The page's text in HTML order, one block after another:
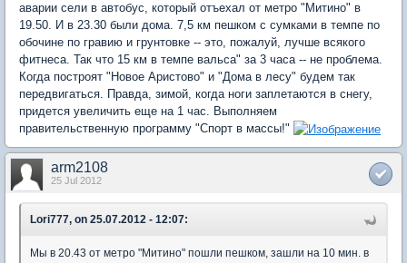
аварии сели в автобус, который отъехал от метро "Митино" в
19.50. И в 23.30 были дома. 7,5 км пешком с сумками в темпе по
обочине по гравию и грунтовке -- это, пожалуй, лучше всякого
фитнеса. Так что 15 км в темпе вальса" за 3 часа -- не проблема.
Когда построят "Новое Аристово" и "Дома в лесу" будем так
передвигаться. Правда, зимой, когда ноги заплетаются в снегу,
придется увеличить еще на 1 час. Выполняем
правительственную программу "Спорт в массы!"
arm2108
25 Jul 2012
Lori777, on 25.07.2012 - 12:07:
Мы в 20.43 от метро "Митино" пошли пешком, зашли на 10 мин. в